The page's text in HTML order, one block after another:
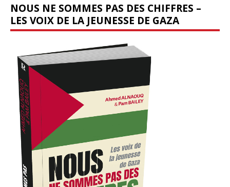
NOUS NE SOMMES PAS DES CHIFFRES –
LES VOIX DE LA JEUNESSE DE GAZA